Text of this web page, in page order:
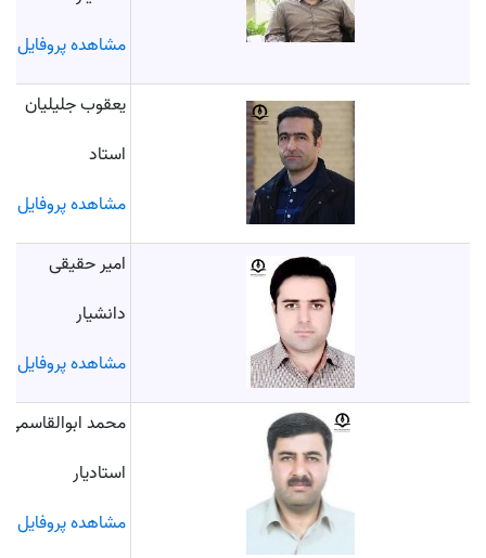
مشاهده پروفایل
یعقوب جلیلیان
استاد
مشاهده پروفایل
امیر حقیقی
دانشیار
مشاهده پروفایل
محمد ابوالقاسمی
استادیار
مشاهده پروفایل